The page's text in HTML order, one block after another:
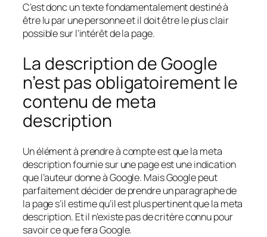
C’est donc un texte fondamentalement destiné à
être lu par une personne et il doit être le plus clair
possible sur l’intérêt de la page.
La description de Google
n’est pas obligatoirement le
contenu de meta
description
Un élément à prendre à compte est que la meta
description fournie sur une page est une indication
que l’auteur donne à Google. Mais Google peut
parfaitement décider de prendre un paragraphe de
la page s’il estime qu’il est plus pertinent que la meta
description. Et il n’existe pas de critère connu pour
savoir ce que fera Google.